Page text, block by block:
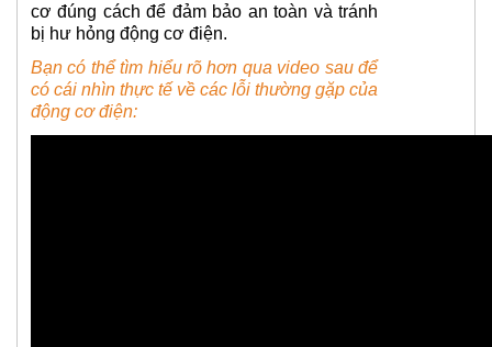
cơ đúng cách để đảm bảo an toàn và tránh
bị hư hỏng động cơ điện.
Bạn có thể tìm hiểu rõ hơn qua video sau để
có cái nhìn thực tế về các lỗi thường gặp của
động cơ điện: